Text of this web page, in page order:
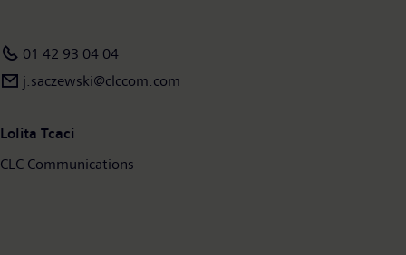
01 42 93 04 04
j.saczewski@clccom.com
Lolita Tcaci
CLC Communications